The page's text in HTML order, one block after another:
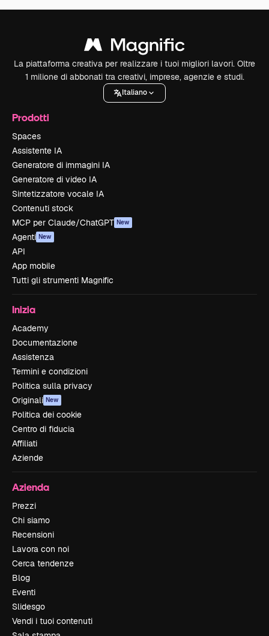
La piattaforma creativa per realizzare i tuoi migliori lavori. Oltre
1 milione di abbonati tra creativi, imprese, agenzie e studi.
Italiano
Prodotti
Spaces
Assistente IA
Generatore di immagini IA
Generatore di video IA
Sintetizzatore vocale IA
Contenuti stock
MCP per Claude/ChatGPT New
Agenti New
API
App mobile
Tutti gli strumenti Magnific
Inizia
Academy
Documentazione
Assistenza
Termini e condizioni
Politica sulla privacy
Originali New
Politica dei cookie
Centro di fiducia
Affiliati
Aziende
Azienda
Prezzi
Chi siamo
Recensioni
Lavora con noi
Cerca tendenze
Blog
Eventi
Slidesgo
Vendi i tuoi contenuti